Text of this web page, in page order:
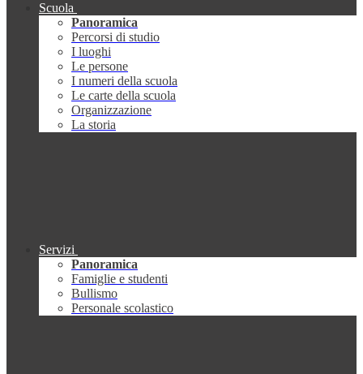
Scuola
Panoramica
Percorsi di studio
I luoghi
Le persone
I numeri della scuola
Le carte della scuola
Organizzazione
La storia
Servizi
Panoramica
Famiglie e studenti
Bullismo
Personale scolastico